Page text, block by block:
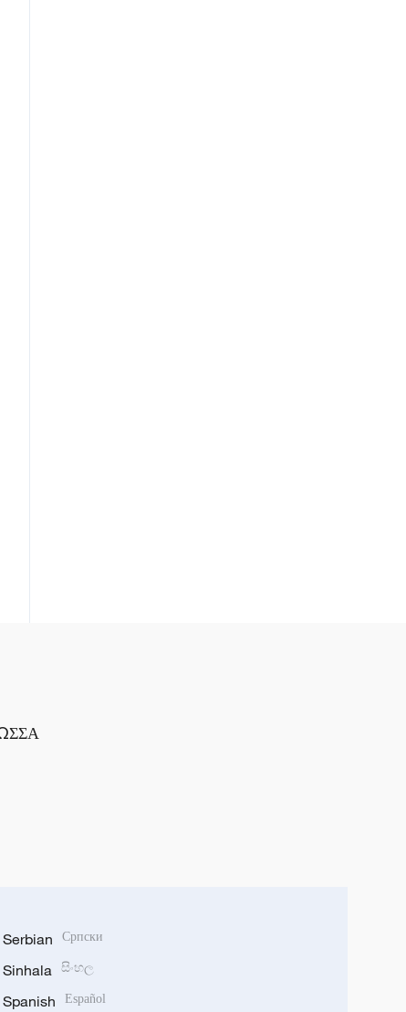
Serbian Српски
Sinhala සිංහල
Spanish Español